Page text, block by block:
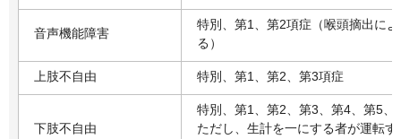
音声機能障害
特別、第1、第2項症（喉頭摘出に
る）
上肢不自由 特別、第1、第2、第3項症
下肢不自由
特別、第1、第2、第3、第4、第5
ただし、生計を一にする者が運転